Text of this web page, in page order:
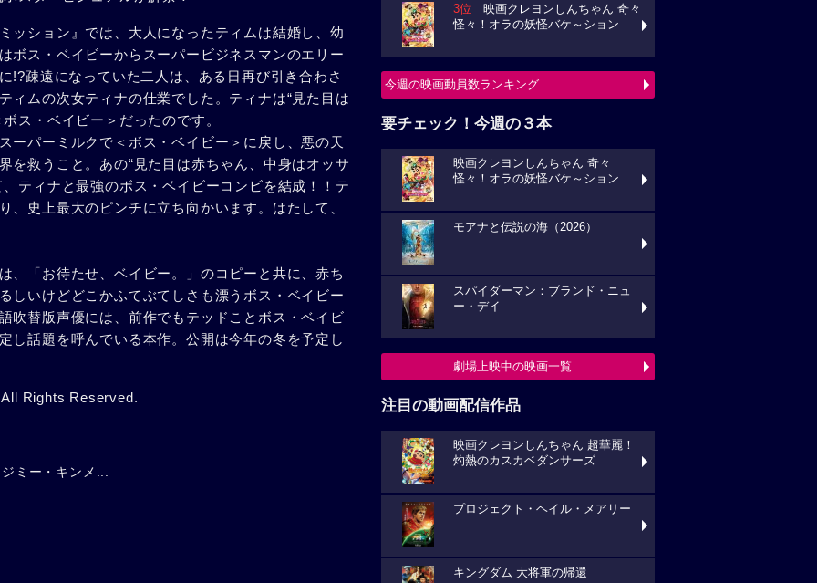
ション』では、大人になったティムは結婚し、幼
ボス・ベイビーからスーパービジネスマンのエリー
!?疎遠になっていた二人は、ある日再び引き合わさ
ィムの次女ティナの仕業でした。ティナは“見た目は
ス・ベイビー＞だったのです。
ーパーミルクで＜ボス・ベイビー＞に戻し、悪の天
を救うこと。あの“見た目は赤ちゃん、中身はオッサ
ティナと最強のボス・ベイビーコンビを結成！！テ
、史上最大のピンチに立ち向かいます。はたして、
、「お待たせ、ベイビー。」のコピーと共に、赤ち
しいけどどこかふてぶてしさも漂うボス・ベイビー
吹替版声優には、前作でもテッドことボス・ベイビ
し話題を呼んでいる本作。公開は今年の冬を予定し
Rights Reserved.
ミー・キンメ...
3位 映画クレヨンしんちゃん 奇々
怪々！オラの妖怪バケ～ション
今週の映画動員数ランキング
要チェック！今週の３本
映画クレヨンしんちゃん 奇々
怪々！オラの妖怪バケ～ション
モアナと伝説の海（2026）
スパイダーマン：ブランド・ニュ
ー・デイ
劇場上映中の映画一覧
注目の動画配信作品
映画クレヨンしんちゃん 超華麗！
灼熱のカスカベダンサーズ
プロジェクト・ヘイル・メアリー
キングダム 大将軍の帰還